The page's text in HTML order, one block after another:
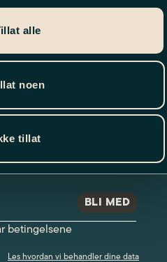
alle
noen
tillat
og motta
tilbud.
betingelsene
Les hvordan vi behandler dine data